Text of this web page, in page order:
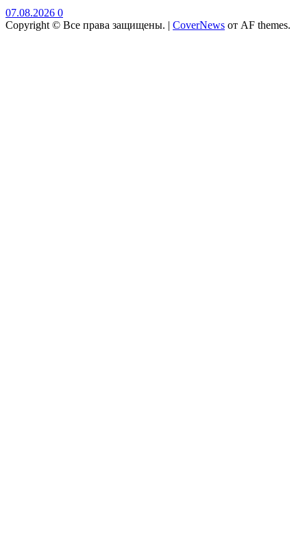
07.08.2026 0
Copyright © Все права защищены. | CoverNews от AF themes.